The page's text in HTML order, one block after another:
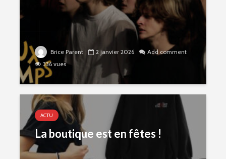
Brice Parent 2 janvier 2026
Add comment
336 vues
ACTU
La boutique est en fêtes !